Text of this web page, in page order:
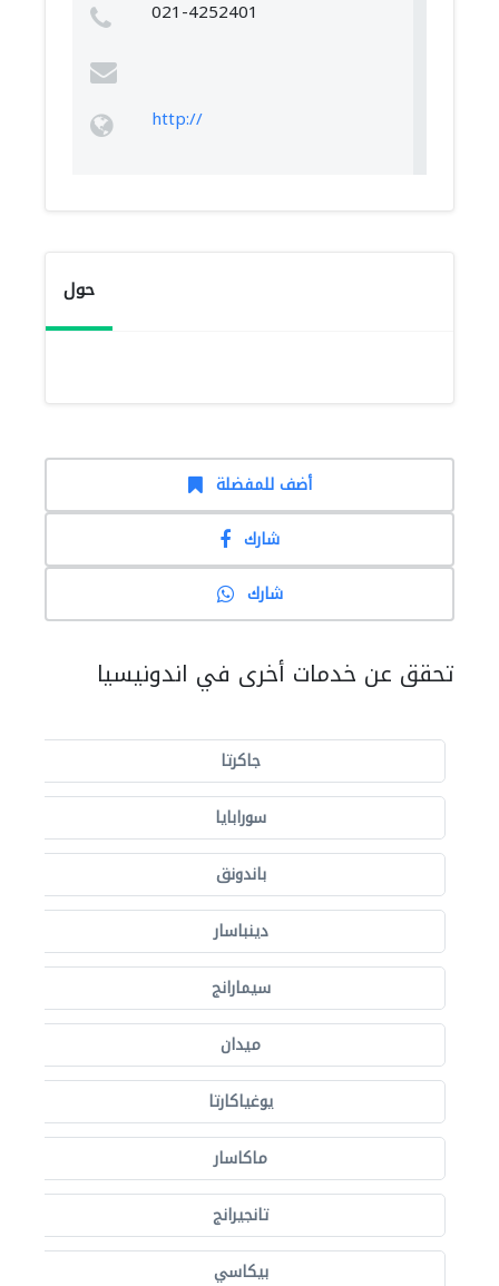
021-4252401
http://
حول
أضف للمفضلة
شارك
شارك
تحقق عن خدمات أخرى في اندونيسيا
جاكرتا
سورابايا
باندونق
دينباسار
سيمارانج
ميدان
يوغياكارتا
ماكاسار
تانجيرانج
بيكاسي